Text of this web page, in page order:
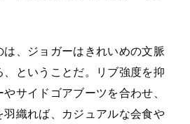
は、ジョガーはきれいめの文脈
ということだ。リブ強度を抑
サイドゴアブーツを合わせ、
羽織れば、カジュアルな会食や